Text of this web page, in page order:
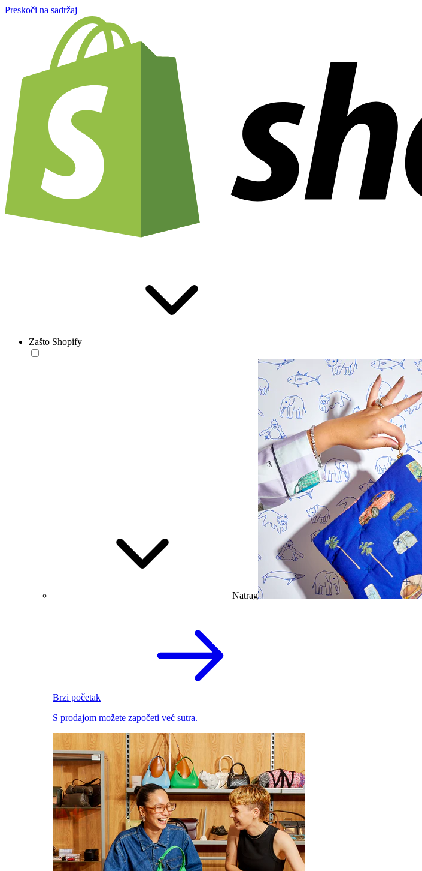
Preskoči na sadržaj
Zašto Shopify
Natrag
Brzi početak
S prodajom možete započeti već sutra.